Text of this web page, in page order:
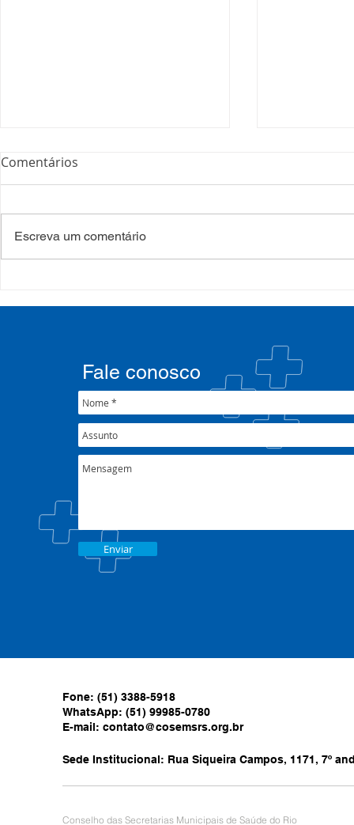
SETEC, realiza Assembleia e
COSEMS/
junto ao
Nacional
Comentários
Escreva um comentário
Enviar
Fale conosco
Fone: (51) 3388-5918
WhatsApp: (51) 99985-0780
E-mail: contato@cosemsrs.org.br
Sede Institucional: Rua Siqueira Campos, 1171, 7º
Conselho das Secretarias Municipais de Saúde do Rio